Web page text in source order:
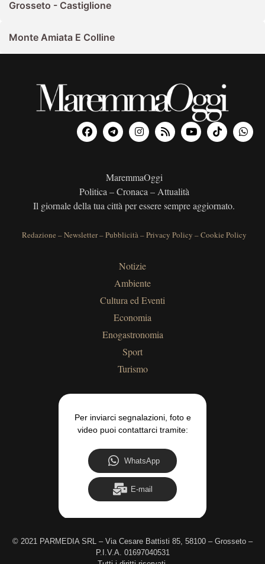
Grosseto - Castiglione
Monte Amiata E Colline
MaremmaOggi
Politica – Cronaca – Attualità
Il giornale della tua città per essere sempre aggiornato.
Redazione –Newsletter–Pubblicità –Privacy Policy –Cookie Policy
Notizie
Ambiente
Cultura ed Eventi
Economia
Enogastronomia
Sport
Turismo
Per inviarci segnalazioni, foto e
video puoi contattarci tramite:
WhatsApp
E-mail
© 2021 PARMEDIA SRL – Via Cesare Battisti 85, 58100 – Grosseto –
P.I.V.A. 01697040531